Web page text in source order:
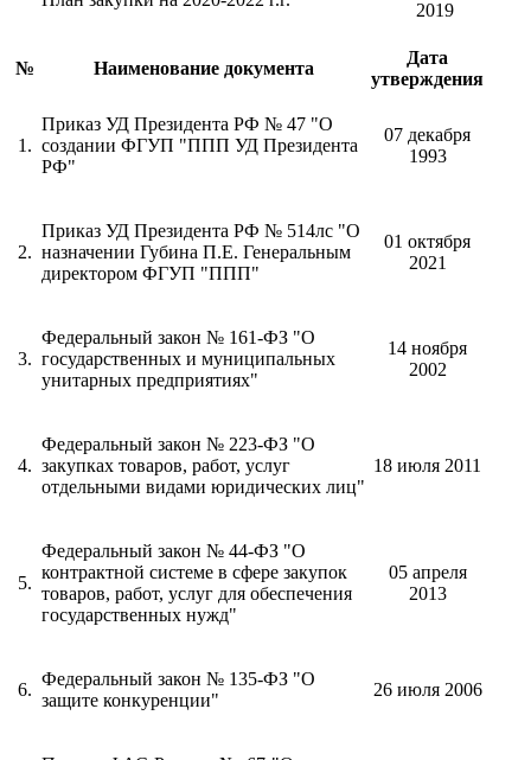
2019
№ Наименование документа
Дата
утверждения
1.
Приказ УД Президента РФ № 47 "О
создании ФГУП "ППП УД Президента
РФ"
07 декабря
1993
2.
Приказ УД Президента РФ № 514лс "О
назначении Губина П.Е. Генеральным
директором ФГУП "ППП"
01 октября
2021
3.
Федеральный закон № 161-ФЗ "О
государственных и муниципальных
унитарных предприятиях"
14 ноября
2002
4.
Федеральный закон № 223-ФЗ "О
закупках товаров, работ, услуг
отдельными видами юридических лиц"
18 июля 2011
5.
Федеральный закон № 44-ФЗ "О
контрактной системе в сфере закупок
товаров, работ, услуг для обеспечения
государственных нужд"
05 апреля
2013
6.
Федеральный закон № 135-ФЗ "О
защите конкуренции"
26 июля 2006